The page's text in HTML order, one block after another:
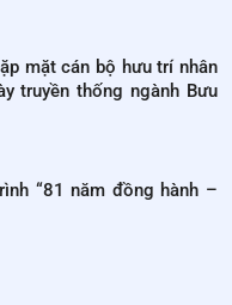
mặt cán bộ hưu trí nhân
truyền thống ngành Bưu
“81 năm đồng hành –